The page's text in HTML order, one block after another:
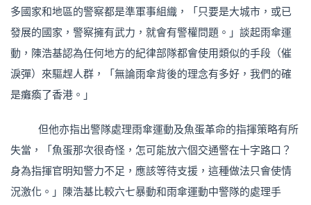
多國家和地區的警察都是準軍事組織，「只要是大城市，或已
發展的國家，警察擁有武力，就會有警權問題。」談起雨傘運
動，陳浩基認為任何地方的紀律部隊都會使用類似的手段（催
淚彈）來驅趕人群，「無論雨傘背後的理念有多好，我們的確
是癱瘓了香港。」
但他亦指出警隊處理雨傘運動及魚蛋革命的指揮策略有所
失當，「魚蛋那次很奇怪，怎可能放六個交通警在十字路口？
身為指揮官明知警力不足，應該等待支援，這種做法只會使情
況激化。」陳浩基比較六七暴動和雨傘運動中警隊的處理手